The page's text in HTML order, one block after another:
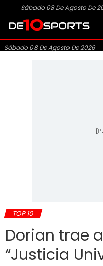
Sábado 08 De Agosto De
Sábado 08 De Agosto De 2026
TOP 10
Dorian trae
“Justicia